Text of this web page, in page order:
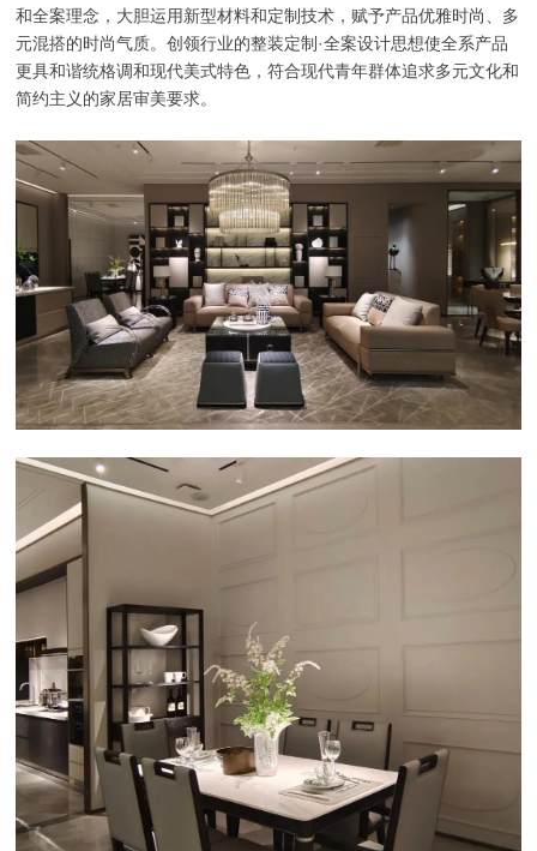
和全案理念，大胆运用新型材料和定制技术，赋予产品优雅时尚、多
元混搭的时尚气质。创领行业的整装定制·全案设计思想使全系产品
更具和谐统格调和现代美式特色，符合现代青年群体追求多元文化和
简约主义的家居审美要求。